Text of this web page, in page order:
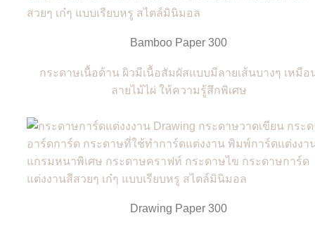
Bamboo Paper 300
กระดาษเนื้อด้าน ผิวมีเนื้อสัมผัสแบบมีลายเส้นบางๆ เหมือ
ลายไม้ไผ่ ให้ความรู้สึกพิเศษ
Drawing Paper 300